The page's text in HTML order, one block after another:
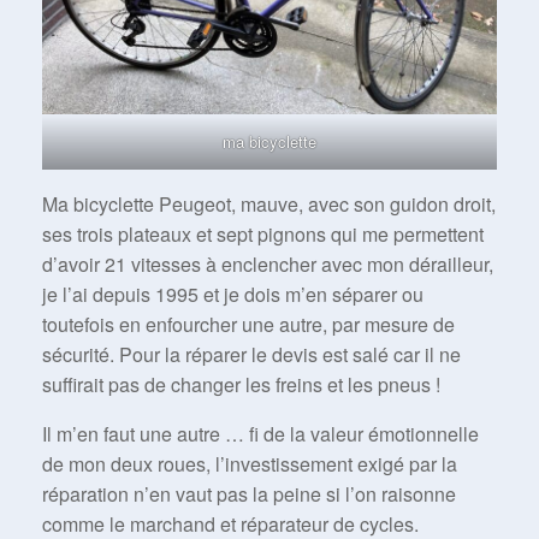
ma bicyclette
Ma bicyclette Peugeot, mauve, avec son guidon droit,
ses trois plateaux et sept pignons qui me permettent
d’avoir 21 vitesses à enclencher avec mon dérailleur,
je l’ai depuis 1995 et je dois m’en séparer ou
toutefois en enfourcher une autre, par mesure de
sécurité. Pour la réparer le devis est salé car il ne
suffirait pas de changer les freins et les pneus !
Il m’en faut une autre … fi de la valeur émotionnelle
de mon deux roues, l’investissement exigé par la
réparation n’en vaut pas la peine si l’on raisonne
comme le marchand et réparateur de cycles.